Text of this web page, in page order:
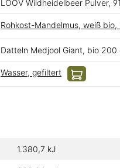
LOOV Wildheidelbeer Pulver,
Rohkost-Mandelmus, weiß bio,
Datteln Medjool Giant, bio 200
Wasser, gefiltert
1.380,7 kJ